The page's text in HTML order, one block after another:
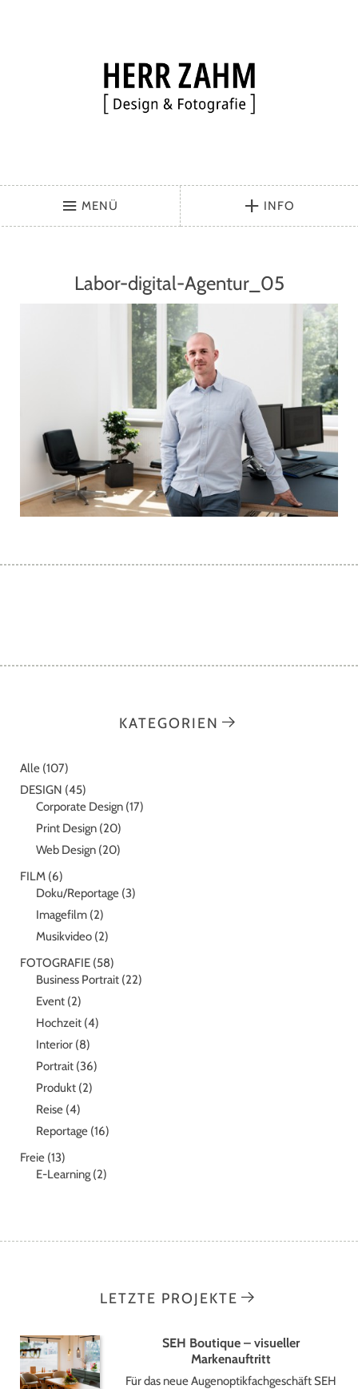
MENÜ INFO
Labor-digital-Agentur_05
KATEGORIEN
Alle (107)
DESIGN (45)
Corporate Design (17)
Print Design (20)
Web Design (20)
FILM (6)
Doku/Reportage (3)
Imagefilm (2)
Musikvideo (2)
FOTOGRAFIE (58)
Business Portrait (22)
Event (2)
Hochzeit (4)
Interior (8)
Portrait (36)
Produkt (2)
Reise (4)
Reportage (16)
Freie (13)
E-Learning (2)
LETZTE PROJEKTE
SEH Boutique – visueller
Markenauftritt
Für das neue Augenoptikfachgeschäft SEH